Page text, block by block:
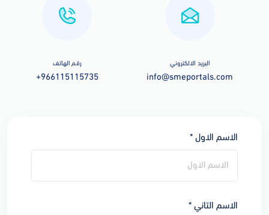
البريد الالكتروني
info@smeportals.com
رقم الهاتف
+966115115735
الاسم الاول *
الاسم التاني *